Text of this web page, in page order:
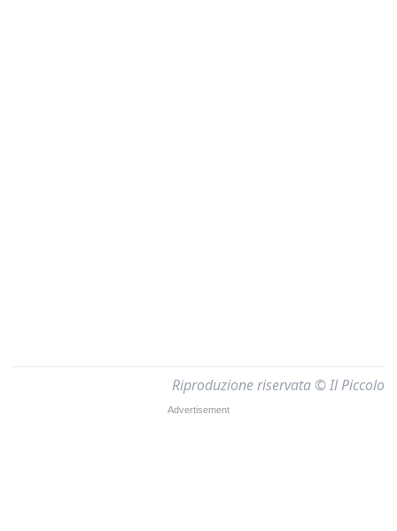
Riproduzione riservata © Il Piccolo